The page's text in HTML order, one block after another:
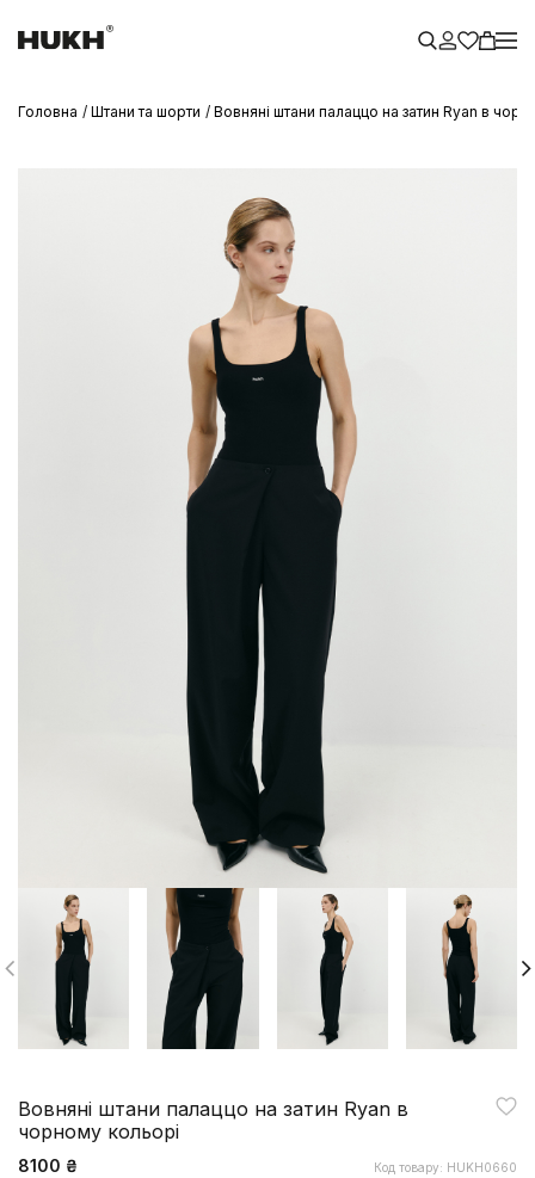
Головна Штани та шорти Вовняні штани палаццо на затин Ryan в
Вовняні штани палаццо на затин Ryan в
чорному кольорі
8100 ₴ Код товару: HUKH0660